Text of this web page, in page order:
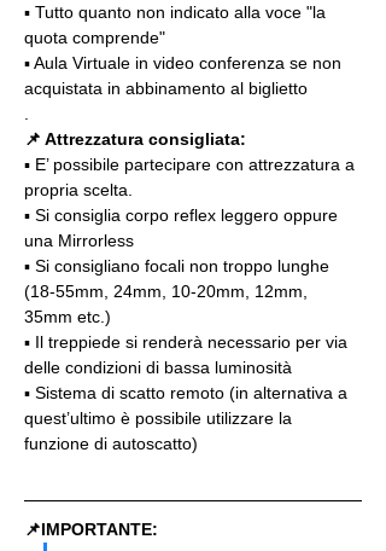
▪️ Tutto quanto non indicato alla voce "la
quota comprende"
▪️ Aula Virtuale in video conferenza se non
acquistata in abbinamento al biglietto
📌 Attrezzatura consigliata:
▪️ E’ possibile partecipare con attrezzatura a
propria scelta.
▪️ Si consiglia corpo reflex leggero oppure
una Mirrorless
▪️ Si consigliano focali non troppo lunghe
(18-55mm, 24mm, 10-20mm, 12mm,
35mm etc.)
▪️ Il treppiede si renderà necessario per via
delle condizioni di bassa luminosità
▪️ Sistema di scatto remoto (in alternativa a
quest’ultimo è possibile utilizzare la
funzione di autoscatto)
📌IMPORTANTE: